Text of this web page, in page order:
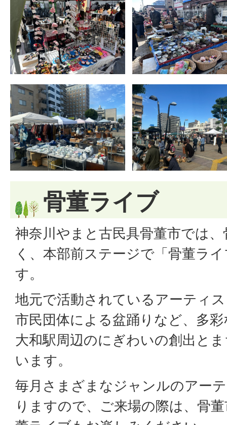
骨董ライブ
神奈川やまと古民具骨董市では
く、本部前ステージで「骨董ラ
す。
地元で活動されているアーティ
市民団体による盆踊りなど、多
大和駅周辺のにぎわいの創出と
います。
毎月さまざまなジャンルのアー
りますので、ご来場の際は、骨